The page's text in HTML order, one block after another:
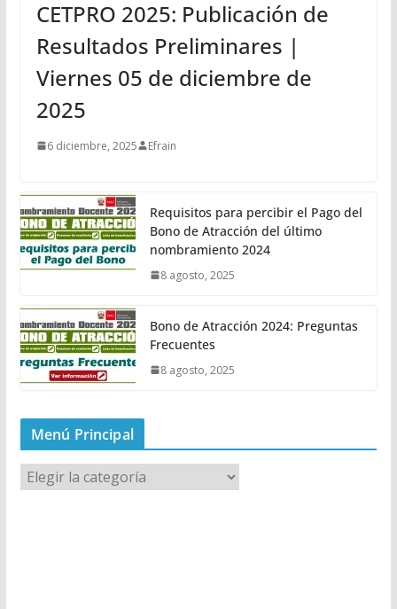
CETPRO 2025: Publicación de
Resultados Preliminares |
Viernes 05 de diciembre de
2025
6 diciembre, 2025 Efrain
Requisitos para percibir el Pago del
Bono de Atracción del último
nombramiento 2024
8 agosto, 2025
Bono de Atracción 2024: Preguntas
Frecuentes
8 agosto, 2025
Menú Principal
M
e